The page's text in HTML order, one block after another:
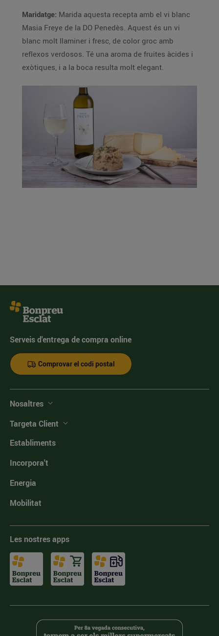
Maridatge: Marida aquesta recepta amb el vi blanc
Masia Freye de la DO Penedès. Aquest és un vi
blanc molt llaminer i fresc, de color groc amb
reflexos verdosos. Té una aroma de fruites àcides i
exòtiques, i a la boca resulta molt elegant.
Serveis d'entrega de compra online
Comprovar el codi postal
Nosaltres
Targeta Client
Establiments
Incorpora't
Energia
Mobilitat
Les nostres apps